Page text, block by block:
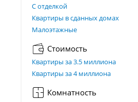
С отделкой
Квартиры в сданных домах
Малоэтажные
Стоимость
Квартиры за 3.5 миллиона
Квартиры за 4 миллиона
Комнатность